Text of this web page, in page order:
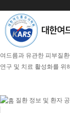
여드름과 유관한 피부질
연구 및 치료 활성화를 위
질환 정보 및 환자